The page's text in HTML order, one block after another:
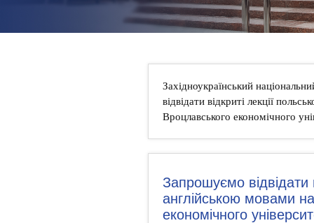
Західноукраїнський
відвідати відкриті лекції
Вроцлавського економічного
Запрошуємо відвідати
англійською мовами
економічного